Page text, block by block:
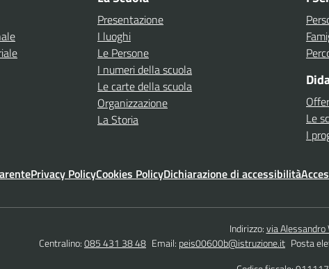
Presentazione
I luoghi
Le Persone
I numeri della scuola
Le carte della scuola
Organizzazione
La Storia
Le
I
Privacy PolicyCookies PolicyDichiarazione di accessibilità
Indirizzo:via Alessandro
Centralino:085 431 38 48 Email: peis00600b@istruzione.it Posta